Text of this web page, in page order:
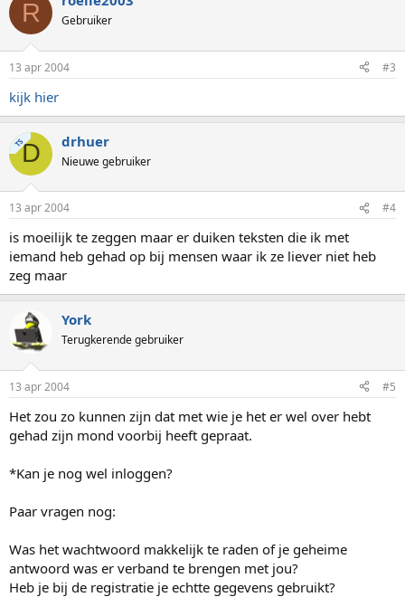
R Gebruiker
13 apr 2004 #3
kijk hier
TSD drhuer
Nieuwe gebruiker
13 apr 2004 #4
is moeilijk te zeggen maar er duiken teksten die ik met
iemand heb gehad op bij mensen waar ik ze liever niet heb
zeg maar
York
Terugkerende gebruiker
13 apr 2004 #5
Het zou zo kunnen zijn dat met wie je het er wel over hebt
gehad zijn mond voorbij heeft gepraat.
*Kan je nog wel inloggen?
Paar vragen nog:
Was het wachtwoord makkelijk te raden of je geheime
antwoord was er verband te brengen met jou?
Heb je bij de registratie je echtte gegevens gebruikt?